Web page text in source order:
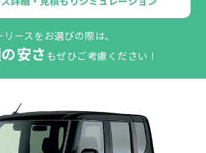
リースをお選びの際は、
安さ もぜひご考慮ください！